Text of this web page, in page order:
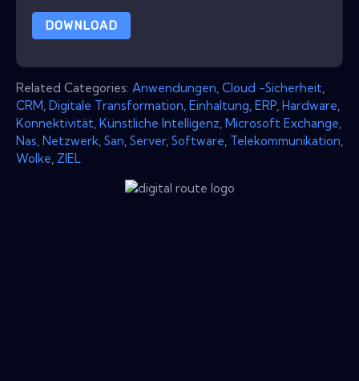
DOWNLOAD
Related Categories: Anwendungen Cloud -Sicherheit
CRM Digitale Transformation Einhaltung ERP Hardware
Konnektivität Künstliche Intelligenz Microsoft Exchange
Nas Netzwerk San Server, Software Telekommunikation
Wolke ZIEL